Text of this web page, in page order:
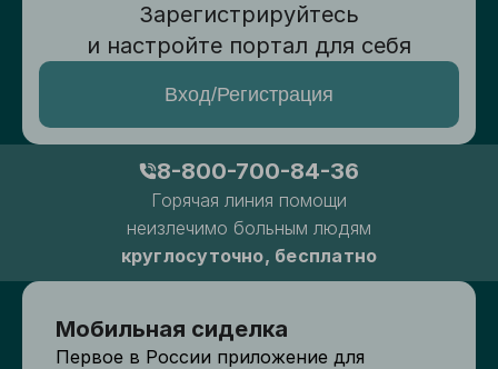
Зарегистрируйтесь
и настройте портал для себя
Вход/Регистрация
8-800-700-84-36
Горячая линия помощи
неизлечимо больным людям
круглосуточно, бесплатно
Мобильная сиделка
Первое в России приложение для